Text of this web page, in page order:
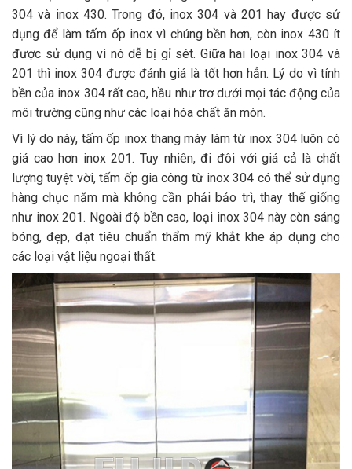
304 và inox 430. Trong đó, inox 304 và 201 hay được sử
dụng để làm tấm ốp inox vì chúng bền hơn, còn inox 430 ít
được sử dụng vì nó dễ bị gỉ sét. Giữa hai loại inox 304 và
201 thì inox 304 được đánh giá là tốt hơn hẳn. Lý do vì tính
bền của inox 304 rất cao, hầu như trơ dưới mọi tác động của
môi trường cũng như các loại hóa chất ăn mòn.
Vì lý do này, tấm ốp inox thang máy làm từ inox 304 luôn có
giá cao hơn inox 201. Tuy nhiên, đi đôi với giá cả là chất
lượng tuyệt vời, tấm ốp gia công từ inox 304 có thể sử dụng
hàng chục năm mà không cần phải bảo trì, thay thế giống
như inox 201. Ngoài độ bền cao, loại inox 304 này còn sáng
bóng, đẹp, đạt tiêu chuẩn thẩm mỹ khắt khe áp dụng cho
các loại vật liệu ngoại thất.